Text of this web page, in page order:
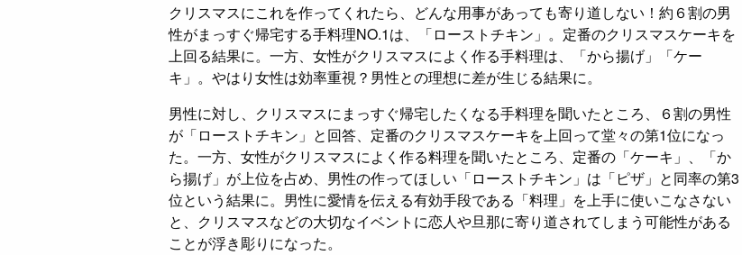
クリスマスにこれを作ってくれたら、どんな用事があっても寄り道しない！約６割の男
性がまっすぐ帰宅する手料理NO.1は、「ローストチキン」。定番のクリスマスケーキを
上回る結果に。一方、女性がクリスマスによく作る手料理は、「から揚げ」「ケー
キ」。やはり女性は効率重視？男性との理想に差が生じる結果に。
男性に対し、クリスマスにまっすぐ帰宅したくなる手料理を聞いたところ、６割の男性
が「ローストチキン」と回答、定番のクリスマスケーキを上回って堂々の第1位になっ
た。一方、女性がクリスマスによく作る料理を聞いたところ、定番の「ケーキ」、「か
ら揚げ」が上位を占め、男性の作ってほしい「ローストチキン」は「ピザ」と同率の第3
位という結果に。男性に愛情を伝える有効手段である「料理」を上手に使いこなさない
と、クリスマスなどの大切なイベントに恋人や旦那に寄り道されてしまう可能性がある
ことが浮き彫りになった。